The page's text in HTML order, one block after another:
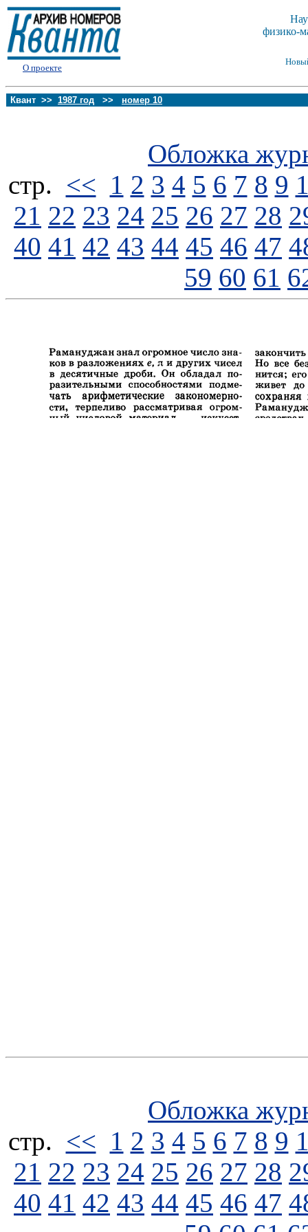
О проекте
физико-
Квант >> 1987 год >> номер 10
Обложка
стp. << 1 2 3 4 5 6 7 8 9
21 22 23 24 25 26 27 28
40 41 42 43 44 45 46 47
59 60 61
Обложка
стp. << 1 2 3 4 5 6 7 8 9
21 22 23 24 25 26 27 28
40 41 42 43 44 45 46 47